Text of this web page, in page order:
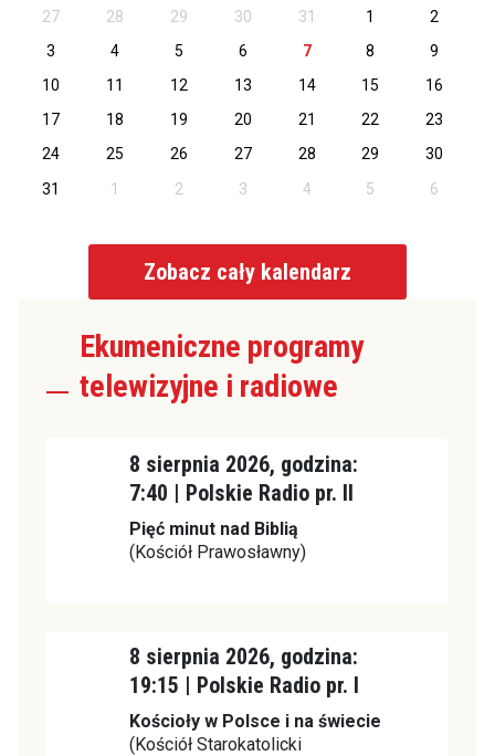
27 28 29 30 31 1
2
3
4 5 6 7 8
9
10
11 12 13 14 15
16
17
18 19 20 21 22
23
24
25 26 27 28 29
30
31
1 2 3 4 5 6
Zobacz cały kalendarz
Ekumeniczne programy
telewizyjne i radiowe
8 sierpnia 2026, godzina:
7:40 | Polskie Radio pr. II
Pięć minut nad Biblią
(Kościół Prawosławny)
8 sierpnia 2026, godzina:
19:15 | Polskie Radio pr. I
Kościoły w Polsce i na świecie
(Kościół Starokatolicki